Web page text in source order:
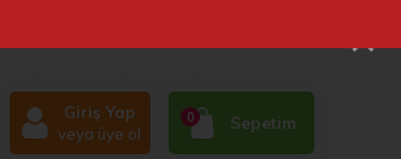
Giriş Yap
veya üye ol
0 Sepetim
×